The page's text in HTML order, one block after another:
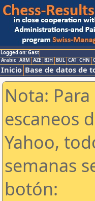
Logged on: Gast
Arabic ARM AZE BIH BUL CAT CHN
Inicio Base de datos de
Nota:
escaneos
Yahoo,
semanas
botón: